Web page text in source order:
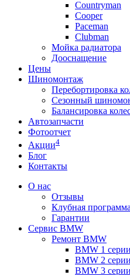
Сountryman
Сooper
Paceman
Clubman
Мойка радиатора
Дооснащение
Цены
Шиномонтаж
Перебортировка
Сезонный
Балансировка
Автозапчасти
Фотоотчет
Акции4
Блог
Контакты
О нас
Отзывы
Клубная программа
Гарантии
Сервис BMW
Ремонт BMW
BMW 1 серии
BMW 2 серии
BMW 3 серии